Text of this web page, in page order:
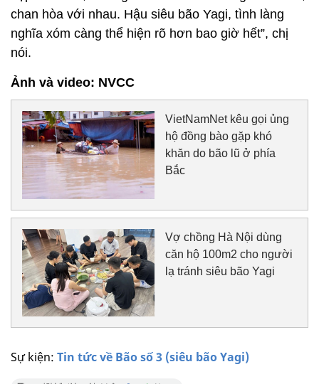
Sự kiện: Tin tức về Bão số 3 (siêu bão Yagi)
chan hòa với nhau. Hậu siêu bão Yagi, tình làng
nghĩa xóm càng thể hiện rõ hơn bao giờ hết”, chị
nói.
Ảnh và video: NVCC
VietNamNet kêu gọi ủng
hộ đồng bào gặp khó
khăn do bão lũ ở phía
Bắc
Vợ chồng Hà Nội dùng
căn hộ 100m2 cho người
lạ tránh siêu bão Yagi